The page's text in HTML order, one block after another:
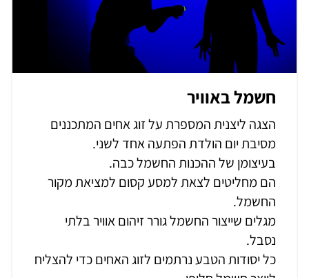
חשמל באוויר
הצגה ליצנית המספרת על זוג אחים המתכננים
מסיבת יום הולדת הפתעה אחד לשני.
בעיצומן של ההכנות החשמל כבה.
הם מחליטים לצאת למסע קסום למציאת מקור
החשמל.
מגלים שייצור החשמל גורר זיהום אוויר בלתי
נסבל.
כל יסודות הטבע נרתמים לזוג האחים כדי להצליח